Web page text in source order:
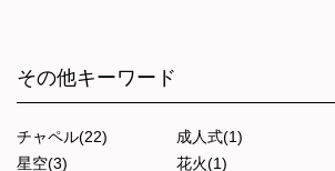
その他キーワード
チャペル(22) 成人式(1)
星空(3)
花火(1)